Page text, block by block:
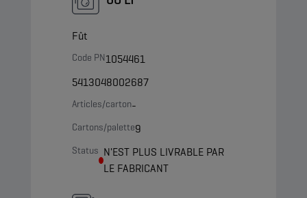
Fût
Code PN1054461
5413048002687
Articles/carton-
Cartons/palette9
Status N'EST PLUS LIVRABLE PAR
LE FABRICANT